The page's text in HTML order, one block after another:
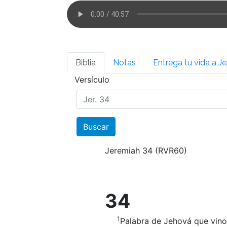
Biblia Notas Entrega tu vida a